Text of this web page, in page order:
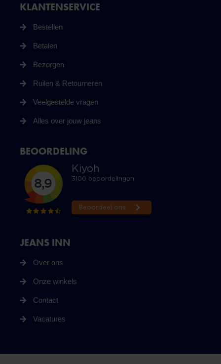
JEANS INN
Over ons
Onze winkels
Contact
Vacatures
KLANTENSERVICE
Bestellen
Betalen
Bezorgen
Ruilen & Retourneren
Veelgestelde vragen
Alles over jouw jeans
BEOORDELING